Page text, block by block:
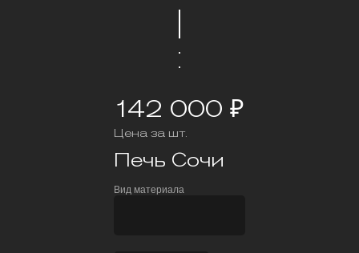
142 000 ₽
Цена за шт.
Печь Сочи
Вид материала